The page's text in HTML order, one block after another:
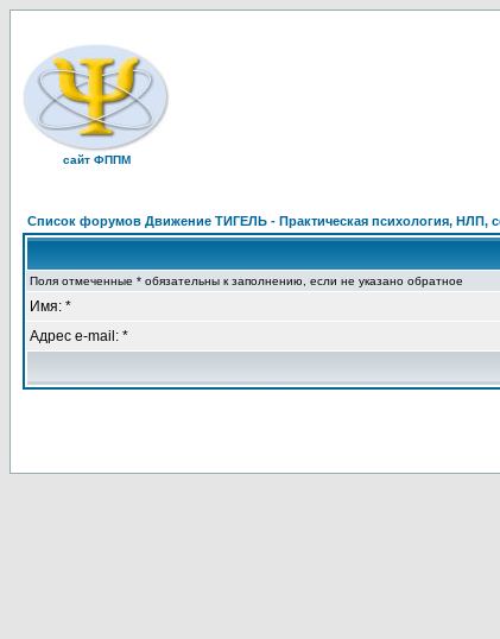
сайт ФППМ
Список форумов Движение ТИГЕЛЬ - Практическая психология, НЛП,
Поля отмеченные * обязательны к заполнению, если не указано обратное
Имя: *
Адрес e-mail: *